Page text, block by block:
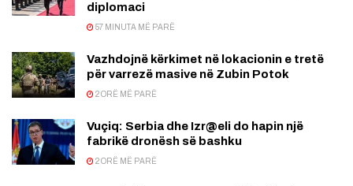
diplomaci
57 MINUTA MË PARË
Vazhdojnë kërkimet në lokacionin e tretë
për varrezë masive në Zubin Potok
2 ORË MË PARË
Vuçiq: Serbia dhe Izr@eli do hapin një
fabrikë dronësh së bashku
2 ORË MË PARË